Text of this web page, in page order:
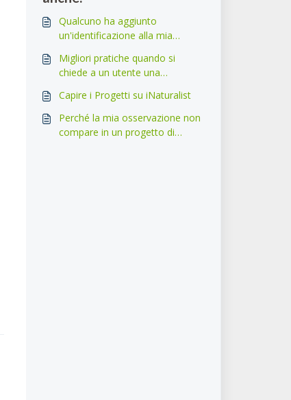
Qualcuno ha aggiunto
un'identificazione alla mia
adesso?
Migliori pratiche quando si
chiede a un utente una
raccogliere e spedire un
esemplare per voi
Capire i Progetti su iNaturalist
Perché la mia osservazione non
compare in un progetto di